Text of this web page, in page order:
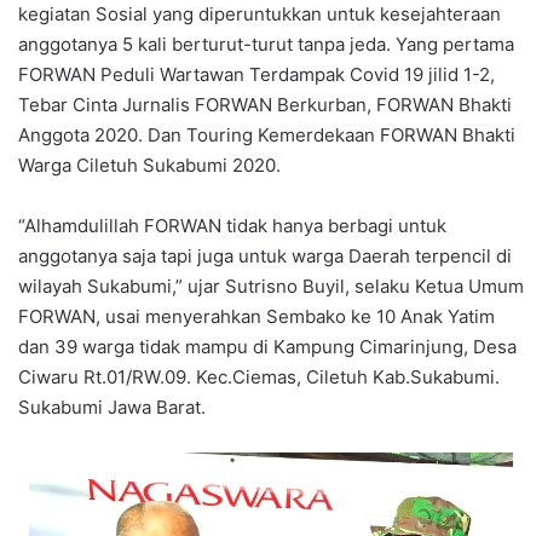
kegiatan Sosial yang diperuntukkan untuk kesejahteraan
anggotanya 5 kali berturut-turut tanpa jeda. Yang pertama
FORWAN Peduli Wartawan Terdampak Covid 19 jilid 1-2,
Tebar Cinta Jurnalis FORWAN Berkurban, FORWAN Bhakti
Anggota 2020. Dan Touring Kemerdekaan FORWAN Bhakti
Warga Ciletuh Sukabumi 2020.
“Alhamdulillah FORWAN tidak hanya berbagi untuk
anggotanya saja tapi juga untuk warga Daerah terpencil di
wilayah Sukabumi,” ujar Sutrisno Buyil, selaku Ketua Umum
FORWAN, usai menyerahkan Sembako ke 10 Anak Yatim
dan 39 warga tidak mampu di Kampung Cimarinjung, Desa
Ciwaru Rt.01/RW.09. Kec.Ciemas, Ciletuh Kab.Sukabumi.
Sukabumi Jawa Barat.